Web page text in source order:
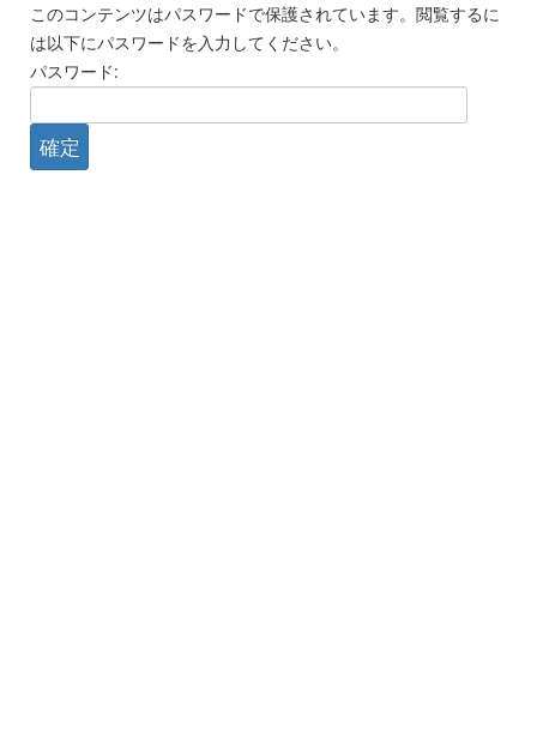
このコンテンツはパスワードで保護されています。閲覧するに
は以下にパスワードを入力してください。
パスワード: